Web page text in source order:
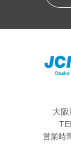
大
TEL
営業時